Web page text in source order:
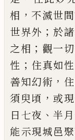
相 ，不滅世
世界外 ； 於
之相 ； 觀一
性 ； 住真如性
善知幻術 ， 住
須臾頃 ， 或現
日七夜 、半
能示現城邑